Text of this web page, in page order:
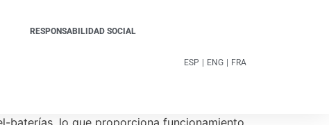
RESPONSABILIDAD SOCIAL
ESP ENG FRA
baterías, lo que proporciona funcionamiento